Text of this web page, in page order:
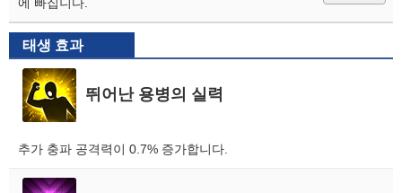
태생 효과
뛰어난 용병의 실력
추가 충파 공격력이 0.7% 증가합니다.